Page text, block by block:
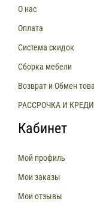
О нас
Оплата
Система скидок
Сборка мебели
Возврат и Обмен
РАССРОЧКА И
Кабинет
Мой профиль
Мои заказы
Мои отзывы